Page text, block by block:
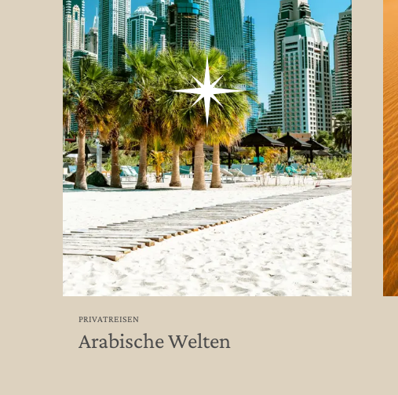
PRIVATREISEN
Arabische Welten